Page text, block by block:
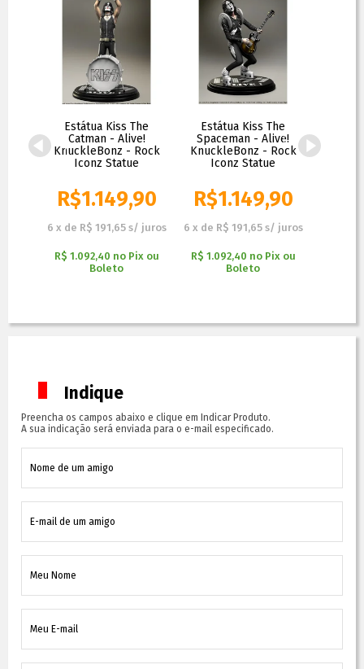
-
Estátua Kiss The
Catman - Alive!
KnuckleBonz - Rock
Iconz Statue
R$1.149,90
6 x de R$ 191,65 s/ juros
R$ 1.092,40 no Pix ou
Boleto
Estátua Kiss The
Spaceman - Alive!
KnuckleBonz - Rock
Iconz Statue
R$1.149,90
6 x de R$ 191,65 s/ juros
R$ 1.092,40 no Pix ou
Boleto
R$
Indique
Preencha os campos abaixo e clique em Indicar Produto.
A sua indicação será enviada para o e-mail especificado.